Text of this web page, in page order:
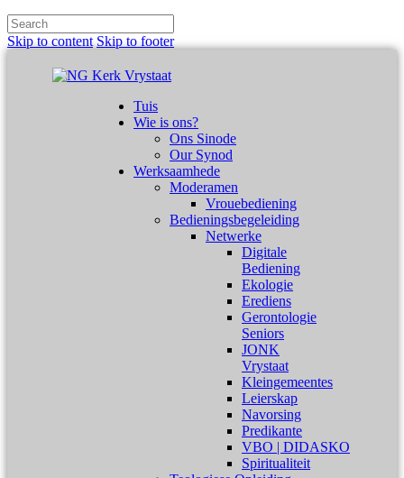
Skip to content Skip to footer
Tuis
Wie is ons?
Ons Sinode
Our Synod
Werksaamhede
Moderamen
Vrouebediening
Bedieningsbegeleiding
Netwerke
Digitale
Bediening
Ekologie
Erediens
Gerontologie
Seniors
JONK
Vrystaat
Kleingemeentes
Leierskap
Navorsing
Predikante
VBO | DIDASKO
Spiritualiteit